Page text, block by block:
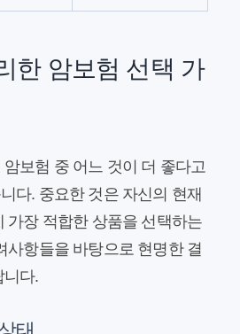
한 암보험 선택 가
보험 중 어느 것이 더 좋다고
다. 중요한 것은 자신의 현재
가장 적합한 상품을 선택하는
사항들을 바탕으로 현명한 결
니다.